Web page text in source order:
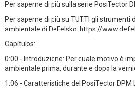
Per saperne di più sulla serie PosiTector
Per saperne di più su TUTTI gli strumenti
ambientale di DeFelsko: https://
Capítulos:
0:00 - Introduzione: Per quale motivo è
ambientale prima, durante e dopo la
1:06 - Caratteristiche del PosiTector DPM